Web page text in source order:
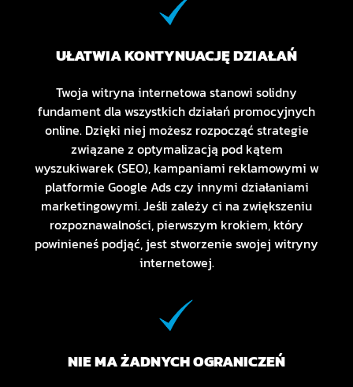
UŁATWIA KONTYNUACJĘ DZIAŁAŃ
Twoja witryna internetowa stanowi solidny
fundament dla wszystkich działań promocyjnych
online. Dzięki niej możesz rozpocząć strategie
związane z optymalizacją pod kątem
wyszukiwarek (SEO), kampaniami reklamowymi w
platformie Google Ads czy innymi działaniami
marketingowymi. Jeśli zależy ci na zwiększeniu
rozpoznawalności, pierwszym krokiem, który
powinieneś podjąć, jest stworzenie swojej witryny
internetowej.
NIE MA ŻADNYCH OGRANICZEŃ